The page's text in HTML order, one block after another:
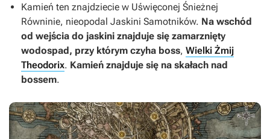
Kamień ten znajdziecie w Uświęconej Śnieżnej
Równinie, nieopodal Jaskini Samotników. Na wschód
od wejścia do jaskini znajduje się zamarznięty
wodospad, przy którym czyha boss, Wielki Żmij
Theodorix. Kamień znajduje się na skałach nad
bossem.